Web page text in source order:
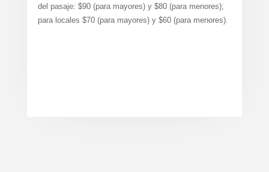
del pasaje: $90 (para mayores) y $80 (para menores);
para locales $70 (para mayores) y $60 (para menores).